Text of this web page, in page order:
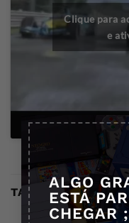
ALGO
ESTÁ
CHEGAR
Clique para
e
TAMBÉM PODE